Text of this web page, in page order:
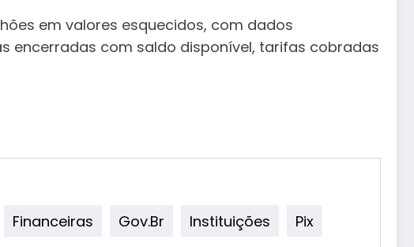
em valores esquecidos, com dados
encerradas com saldo disponível, tarifas cobradas
Financeiras Gov.br Instituições
Pix